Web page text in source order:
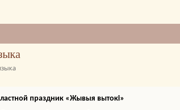
праздник «Жывыя вытокі»